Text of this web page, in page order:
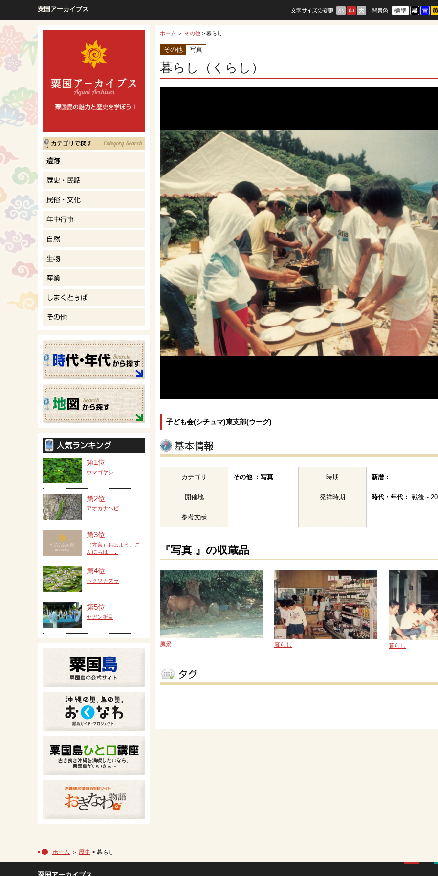
粟国アーカイブス
ホーム ＞ その他 > 暮らし
その他 写真
暮らし（くらし）
子ども会(シチュマ)東支部(ウーグ)
カテゴリ その他 ：写真 時期 新暦：
開催地 発祥時期 時代・年代： 戦後～
参考文献
『写真 』の収蔵品
風景 暮らし 暮らし
第1位
ウマゴヤシ
第2位
アオカナヘビ
第3位
（方言）おはよう、こ
んにちは、...
第4位
ヘクソカズラ
第5位
ヤガン折目
ホーム ＞ 歴史 > 暮らし